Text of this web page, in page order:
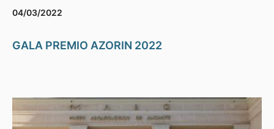
04/03/2022
GALA PREMIO AZORIN 2022